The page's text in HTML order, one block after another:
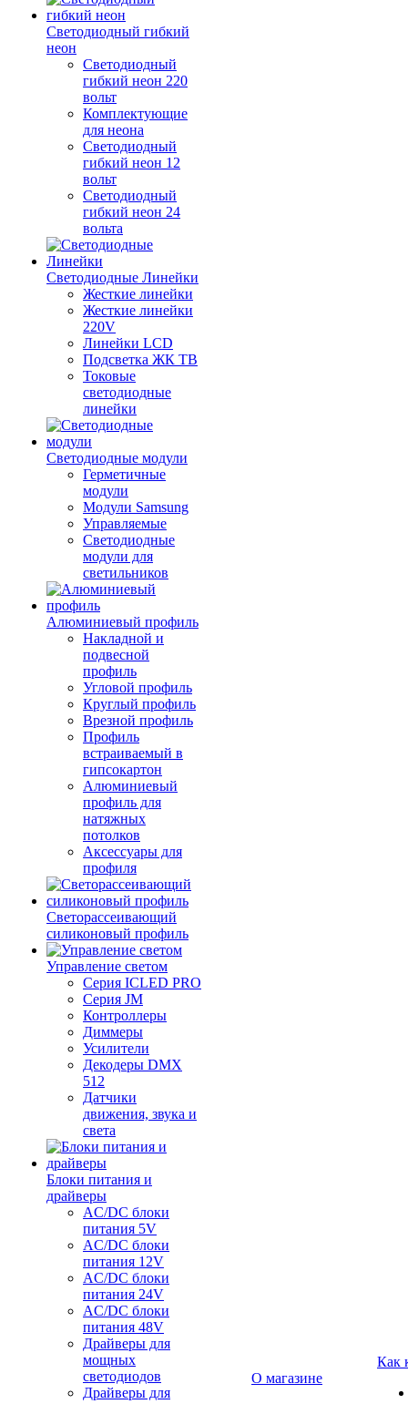
Светодиодный гибкий
неон
Светодиодный
гибкий неон 220
вольт
Комплектующие
для неона
Светодиодный
гибкий неон 12
вольт
Светодиодный
гибкий неон 24
вольта
Светодиодные Линейки
Жесткие линейки
Жесткие линейки
220V
Линейки LCD
Подсветка ЖК ТВ
Токовые
светодиодные
линейки
Светодиодные модули
Герметичные
модули
Модули Samsung
Управляемые
Светодиодные
модули для
светильников
Алюминиевый профиль
Накладной и
подвесной
профиль
Угловой профиль
Круглый профиль
Врезной профиль
Профиль
встраиваемый в
гипсокартон
Алюминиевый
профиль для
натяжных
потолков
Аксессуары для
профиля
Светорассеивающий
силиконовый профиль
Управление светом
Серия ICLED PRO
Серия JM
Контроллеры
Диммеры
Усилители
Декодеры DMX
512
Датчики
движения, звука и
света
Блоки питания и
драйверы
AC/DC блоки
питания 5V
AC/DC блоки
питания 12V
AC/DC блоки
питания 24V
AC/DC блоки
питания 48V
Драйверы для
мощных
светодиодов
Драйверы для
О магазине
Как